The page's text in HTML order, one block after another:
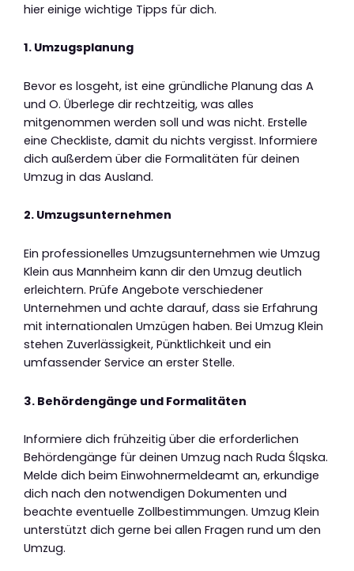
hier einige wichtige Tipps für dich.
1. Umzugsplanung
Bevor es losgeht, ist eine gründliche Planung das A
und O. Überlege dir rechtzeitig, was alles
mitgenommen werden soll und was nicht. Erstelle
eine Checkliste, damit du nichts vergisst. Informiere
dich außerdem über die Formalitäten für deinen
Umzug in das Ausland.
2. Umzugsunternehmen
Ein professionelles Umzugsunternehmen wie Umzug
Klein aus Mannheim kann dir den Umzug deutlich
erleichtern. Prüfe Angebote verschiedener
Unternehmen und achte darauf, dass sie Erfahrung
mit internationalen Umzügen haben. Bei Umzug Klein
stehen Zuverlässigkeit, Pünktlichkeit und ein
umfassender Service an erster Stelle.
3. Behördengänge und Formalitäten
Informiere dich frühzeitig über die erforderlichen
Behördengänge für deinen Umzug nach Ruda Śląska.
Melde dich beim Einwohnermeldeamt an, erkundige
dich nach den notwendigen Dokumenten und
beachte eventuelle Zollbestimmungen. Umzug Klein
unterstützt dich gerne bei allen Fragen rund um den
Umzug.